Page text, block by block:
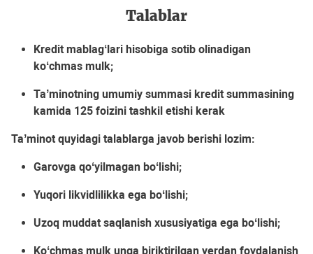
Talablar
Kredit mablagʻlari hisobiga sotib olinadigan
koʻchmas mulk;
Taʼminotning umumiy summasi kredit summasining
kamida 125 foizini tashkil etishi kerak
Taʼminot quyidagi talablarga javob berishi lozim:
Garovga qoʻyilmagan boʻlishi;
Yuqori likvidlilikka ega boʻlishi;
Uzoq muddat saqlanish xususiyatiga ega boʻlishi;
Koʻchmas mulk unga biriktirilgan yerdan foydalanish